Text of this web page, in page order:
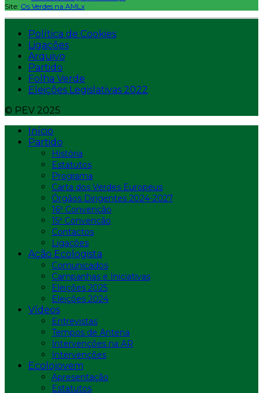
Site: Os Verdes na AMLx
Política de Cookies
Ligações
Arquivo
Partido
Folha Verde
Eleições Legislativas 2022
© PEV 2025
Início
Partido
História
Estatutos
Programa
Carta dos Verdes Europeus
Órgãos Dirigentes 2024-2027
16ª Convenção
15ª Convenção
Contactos
Ligações
Ação Ecologista
Comunicados
Campanhas e Iniciativas
Eleições 2025
Eleições 2024
Vídeos
Entrevistas
Tempos de Antena
Intervenções na AR
Intervenções
Ecolojovem
Apresentação
Estatutos